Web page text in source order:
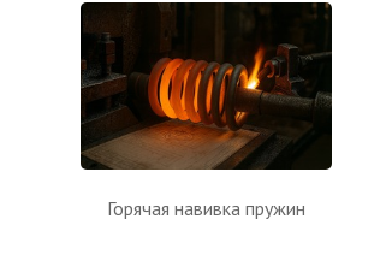
Горячая навивка пружин